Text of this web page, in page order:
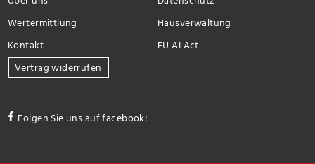
Wertermittlung
Hausverwaltung
Kontakt
EU AI Act
Vertrag widerrufen
Folgen Sie uns auf facebook!